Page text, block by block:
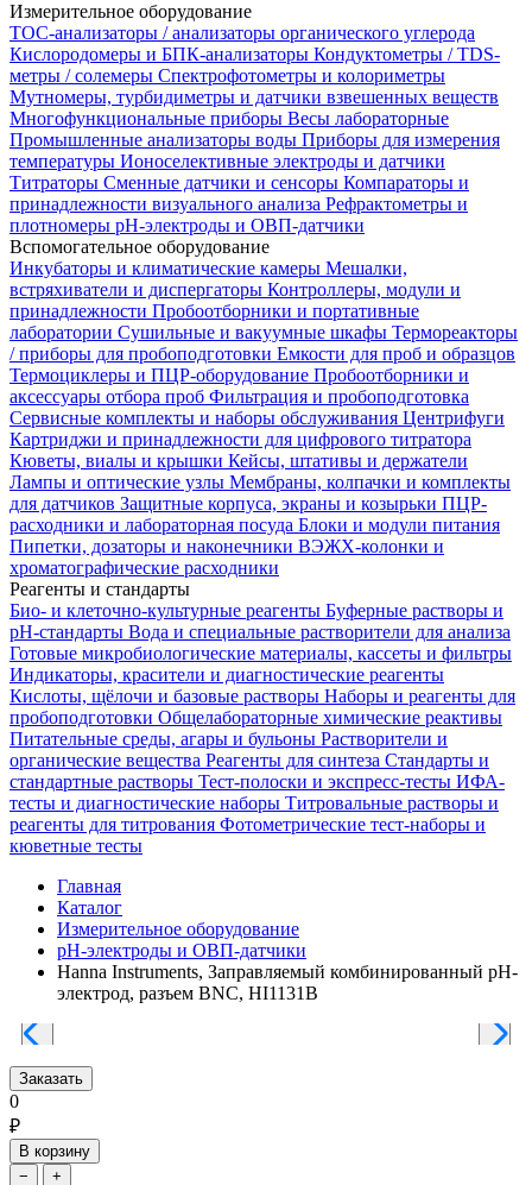
Измерительное оборудование
TOC-анализаторы / анализаторы органического углерода
Кислородомеры и БПК-анализаторы Кондуктометры / TDS-
метры / солемеры Спектрофотометры и колориметры
Мутномеры, турбидиметры и датчики взвешенных веществ
Многофункциональные приборы Весы лабораторные
Промышленные анализаторы воды Приборы для измерения
температуры Ионоселективные электроды и датчики
Титраторы Сменные датчики и сенсоры Компараторы и
принадлежности визуального анализа Рефрактометры и
плотномеры pH-электроды и ОВП-датчики
Вспомогательное оборудование
Инкубаторы и климатические камеры Мешалки,
встряхиватели и диспергаторы Контроллеры, модули и
принадлежности Пробоотборники и портативные
лаборатории Сушильные и вакуумные шкафы Термореакторы
/ приборы для пробоподготовки Емкости для проб и образцов
Термоциклеры и ПЦР-оборудование Пробоотборники и
аксессуары отбора проб Фильтрация и пробоподготовка
Сервисные комплекты и наборы обслуживания Центрифуги
Картриджи и принадлежности для цифрового титратора
Кюветы, виалы и крышки Кейсы, штативы и держатели
Лампы и оптические узлы Мембраны, колпачки и комплекты
для датчиков Защитные корпуса, экраны и козырьки ПЦР-
расходники и лабораторная посуда Блоки и модули питания
Пипетки, дозаторы и наконечники ВЭЖХ-колонки и
хроматографические расходники
Реагенты и стандарты
Био- и клеточно-культурные реагенты Буферные растворы и
pH-стандарты Вода и специальные растворители для анализа
Готовые микробиологические материалы, кассеты и фильтры
Индикаторы, красители и диагностические реагенты
Кислоты, щёлочи и базовые растворы Наборы и реагенты для
пробоподготовки Общелабораторные химические реактивы
Питательные среды, агары и бульоны Растворители и
органические вещества Реагенты для синтеза Стандарты и
стандартные растворы Тест-полоски и экспресс-тесты ИФА-
тесты и диагностические наборы Титровальные растворы и
реагенты для титрования Фотометрические тест-наборы и
кюветные тесты
Главная
Каталог
Измерительное оборудование
pH-электроды и ОВП-датчики
Hanna Instruments, Заправляемый комбинированный pH-
электрод, разъем BNC, HI1131B
Заказать
0
₽
В корзину
−
+